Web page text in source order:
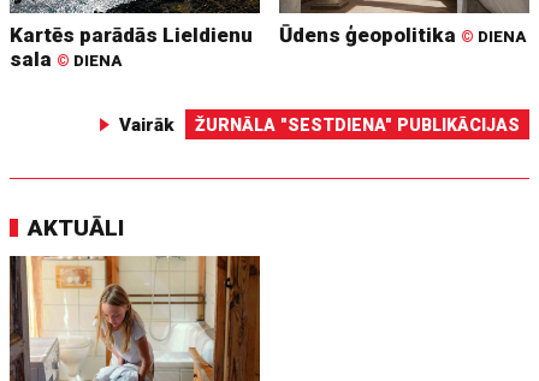
Kartēs parādās Lieldienu
sala © DIENA
Ūdens ģeopolitika © DIENA
Vairāk ŽURNĀLA "SESTDIENA" PUBLIKĀCIJAS
AKTUĀLI